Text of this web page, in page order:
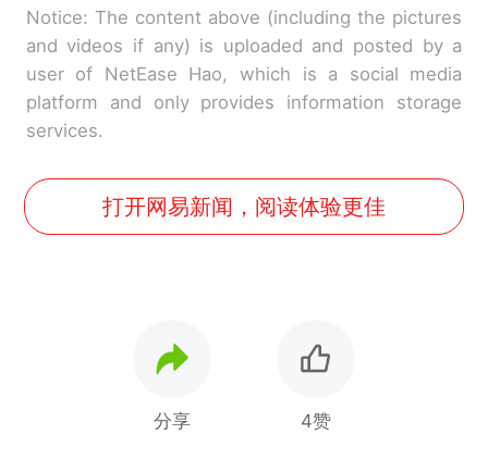
Notice: The content above (including the pictures
and videos if any) is uploaded and posted by a
user of NetEase Hao, which is a social media
platform and only provides information storage
services.
打开网易新闻，阅读体验更佳
分享 4赞